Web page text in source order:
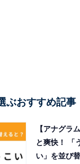
ぶおすすめ記事
【アナグラ
と爽快！ 「
い」を並び